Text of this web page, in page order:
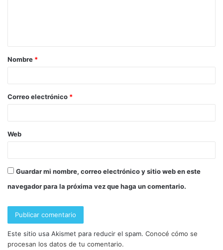
Nombre *
Correo electrónico *
Web
Guardar mi nombre, correo electrónico y sitio web en este
navegador para la próxima vez que haga un comentario.
Este sitio usa Akismet para reducir el spam. Conocé cómo se
procesan los datos de tu comentario.